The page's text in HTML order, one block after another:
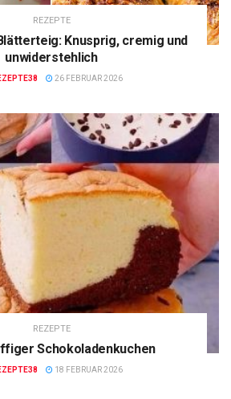
REZEPTE
Knusprig, cremig und
unwiderstehlich
26 FEBRUAR 2026
REZEPTE
Schokoladenkuchen
18 FEBRUAR 2026